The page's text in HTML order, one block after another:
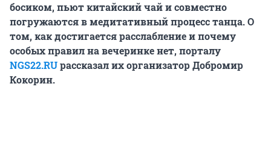
босиком, пьют китайский чай и совместно
погружаются в медитативный процесс танца. О
том, как достигается расслабление и почему
особых правил на вечеринке нет, порталу
NGS22.RUрассказал их организатор Добромир
Кокорин.